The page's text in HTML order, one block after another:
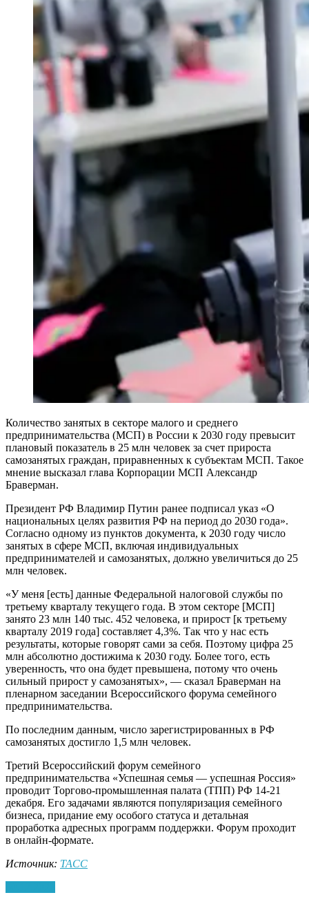
Количество занятых в секторе малого и среднего
предпринимательства (МСП) в России к 2030 году превысит
плановый показатель в 25 млн человек за счет прироста
самозанятых граждан, приравненных к субъектам МСП. Такое
мнение высказал глава Корпорации МСП Александр
Браверман.
Президент РФ Владимир Путин ранее подписал указ «О
национальных целях развития РФ на период до 2030 года».
Согласно одному из пунктов документа, к 2030 году число
занятых в сфере МСП, включая индивидуальных
предпринимателей и самозанятых, должно увеличиться до 25
млн человек.
«У меня [есть] данные Федеральной налоговой службы по
третьему кварталу текущего года. В этом секторе [МСП]
занято 23 млн 140 тыс. 452 человека, и прирост [к третьему
кварталу 2019 года] составляет 4,3%. Так что у нас есть
результаты, которые говорят сами за себя. Поэтому цифра 25
млн абсолютно достижима к 2030 году. Более того, есть
уверенность, что она будет превышена, потому что очень
сильный прирост у самозанятых», — сказал Браверман на
пленарном заседании Всероссийского форума семейного
предпринимательства.
По последним данным, число зарегистрированных в РФ
самозанятых достигло 1,5 млн человек.
Третий Всероссийский форум семейного
предпринимательства «Успешная семья — успешная Россия»
проводит Торгово-промышленная палата (ТПП) РФ 14-21
декабря. Его задачами являются популяризация семейного
бизнеса, придание ему особого статуса и детальная
проработка адресных программ поддержки. Форум проходит
в онлайн-формате.
Источник: ТАСС